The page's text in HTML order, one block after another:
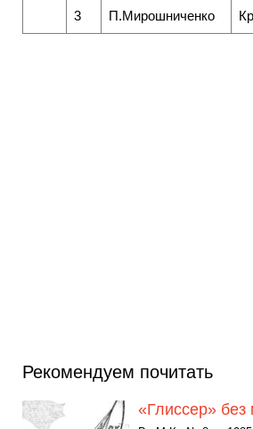
3 П.Мирошниченко
Рекомендуем почитать
«Глиссер» без